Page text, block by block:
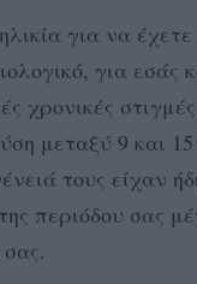
για να
για εσάς
χρονικές
μεταξύ 9 και
τους είχαν
περιόδου σας